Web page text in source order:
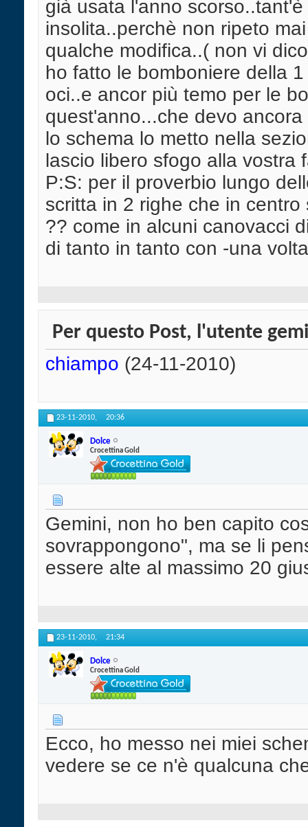
già usata l'anno
insolita..perchè non ripeto
qualche modifica..( non vi
ho fatto le bomboniere della
oci..e ancor più temo per le
quest'anno...che devo
lo schema lo metto nella
lascio libero sfogo alla vostra
P:S: per il proverbio lungo
scritta in 2 righe che in
?? come in alcuni canovacci
di tanto in tanto con -una
Per questo Post, l'utente
chiampo (24-11-2010)
23-11-2010, 20:36
Dolce
Crocettina Gold
Gemini, non ho ben capito
sovrappongono", ma se li
essere alte al massimo 20
23-11-2010, 21:34
Dolce
Crocettina Gold
Ecco, ho messo nei miei
vedere se ce n'è qualcuna